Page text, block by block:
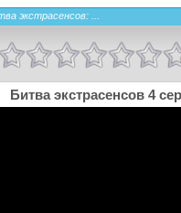
экстрасенсов: ...
Битва экстрасенсов 4